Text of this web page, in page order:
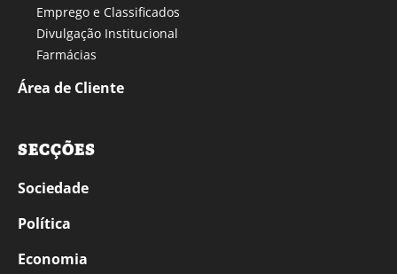
Emprego e Classificados
Divulgação Institucional
Farmácias
Área de Cliente
SECÇÕES
Sociedade
Política
Economia